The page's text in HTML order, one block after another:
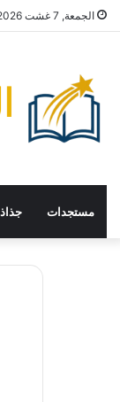
الجمعة, 7 غشت 2026
مستجدات